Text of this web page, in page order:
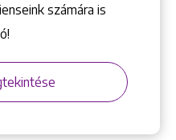
számára is